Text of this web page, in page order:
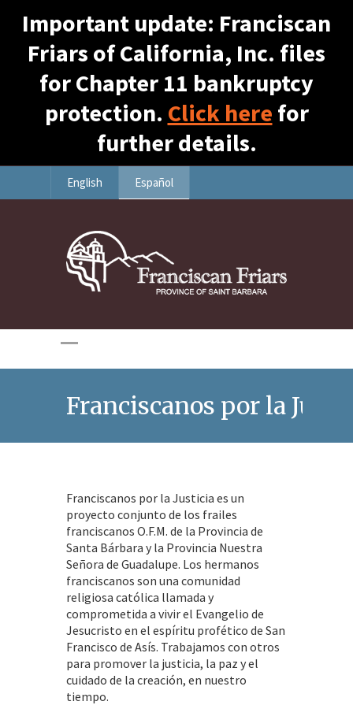
Important update: Franciscan
Friars of California, Inc. files
for Chapter 11 bankruptcy
protection. Click here for
further details.
English Español
Franciscanos por la
Franciscanos por la Justicia es un
proyecto conjunto de los frailes
franciscanos O.F.M. de la Provincia de
Santa Bárbara y la Provincia Nuestra
Señora de Guadalupe. Los hermanos
franciscanos son una comunidad
religiosa católica llamada y
comprometida a vivir el Evangelio de
Jesucristo en el espíritu profético de San
Francisco de Asís. Trabajamos con otros
para promover la justicia, la paz y el
cuidado de la creación, en nuestro
tiempo.